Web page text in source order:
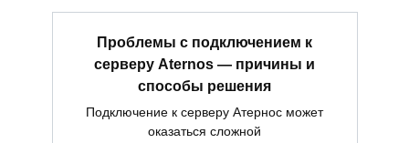
Проблемы с подключением к
серверу Aternos — причины и
способы решения
Подключение к серверу Атернос может
оказаться сложной